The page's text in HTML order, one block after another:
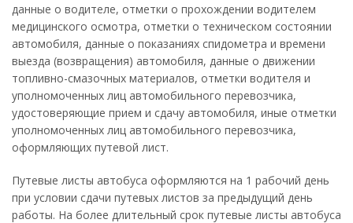
данные о водителе, отметки о прохождении водителем
медицинского осмотра, отметки о техническом состоянии
автомобиля, данные о показаниях спидометра и времени
выезда (возвращения) автомобиля, данные о движении
топливно-смазочных материалов, отметки водителя и
уполномоченных лиц автомобильного перевозчика,
удостоверяющие прием и сдачу автомобиля, иные отметки
уполномоченных лиц автомобильного перевозчика,
оформляющих путевой лист.
Путевые листы автобуса оформляются на 1 рабочий день
при условии сдачи путевых листов за предыдущий день
работы. На более длительный срок путевые листы автобуса